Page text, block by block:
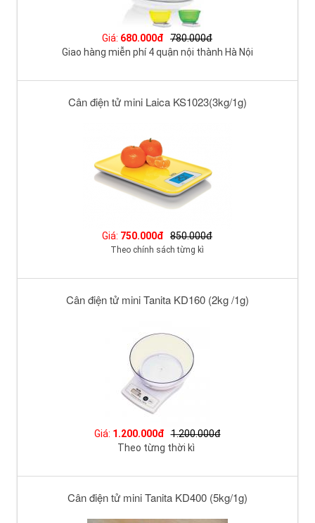
Giá: 680.000đ
780.000đ
Giao hàng miễn phí 4 quận nội thành Hà Nội
Cân điện tử mini Laica KS1023(3kg/1g)
Giá: 750.000đ 850.000đ
Theo chính sách từng kì
Cân điện tử mini Tanita KD160 (2kg /1g)
Giá: 1.200.000đ 1.200.000đ
Theo từng thời kì
Cân điện tử mini Tanita KD400 (5kg/1g)